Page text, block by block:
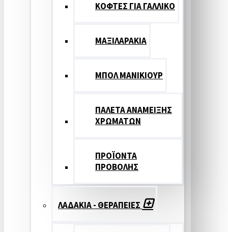
ΚΟΦΤΕΣ ΓΙΑ ΓΑΛΛΙΚΟ
ΜΑΞΙΛΑΡΑΚΙΑ
ΜΠΟΛ ΜΑΝΙΚΙΟΥΡ
ΠΑΛΕΤΑ ΑΝΑΜΕΙΞΗΣ
ΧΡΩΜΑΤΩΝ
ΠΡΟΪΟΝΤΑ
ΠΡΟΒΟΛΗΣ
ΛΑΔΑΚΙΑ - ΘΕΡΑΠΕΙΕΣ